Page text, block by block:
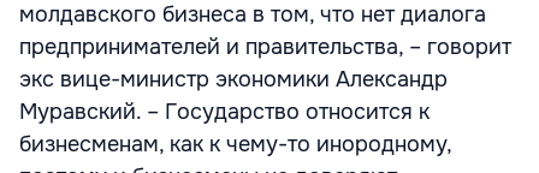
молдавского бизнеса в том, что нет диалога
предпринимателей и правительства, – говорит
экс вице-министр экономики Александр
Муравский. – Государство относится к
бизнесменам, как к чему-то инородному,